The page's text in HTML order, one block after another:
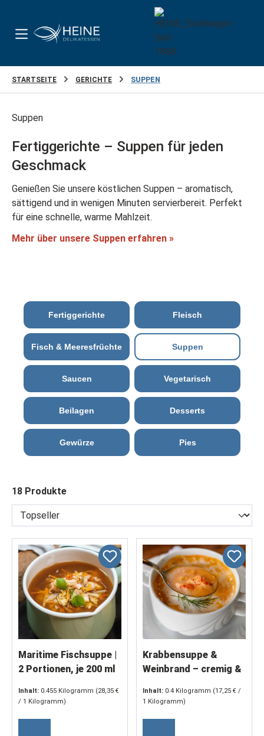
STARTSEITE GERICHTE SUPPEN
Suppen
Fertiggerichte – Suppen für jeden
Geschmack
Genießen Sie unsere köstlichen Suppen – aromatisch,
sättigend und in wenigen Minuten servierbereit. Perfekt
für eine schnelle, warme Mahlzeit.
Mehr über unsere Suppen erfahren »
Fertiggerichte Fleisch
Fisch & Meeresfrüchte Suppen
Saucen Vegetarisch
Beilagen Desserts
Gewürze Pies
18 Produkte
Maritime Fischsuppe |
2 Portionen, je 200 ml
Inhalt: 0.455 Kilogramm (28,35 €
/ 1 Kilogramm)
Krabbensuppe &
Weinbrand – cremig &
x 200 g)
Inhalt: 0.4 Kilogramm (17,25 € /
1 Kilogramm)